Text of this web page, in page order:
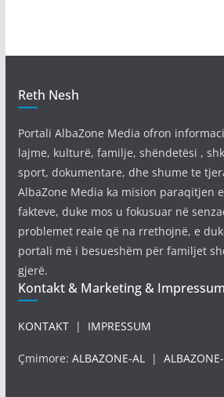
Reth Nesh
Portali AlbaZone Media ofron
lajme, kulturë, familje, shëndetësi ,
sport, dokumentare, dhe shume te
AlbaZone Media ka mision paraqitjen
fakteve, duke mos u fokusuar në
problemet reale që na rrethojnë, e
portali më i besueshëm për familjet
gjerë.
Kontakt & Marketing & Impressum
KONTAKT| IMPRESSUM
Çmimore: ALBAZONE-AL|